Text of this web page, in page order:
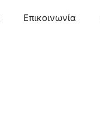
Επικοινωνία